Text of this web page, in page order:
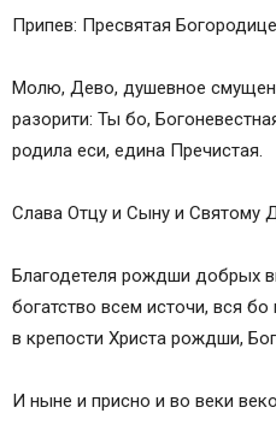
Припев: Пресвятая
Молю, Дево, душевное
разорити: Ты бо,
родилa еси, едина Пречистая.
Слава Отцу и Сыну и Святому
Благодетеля рождши добрых
богатство всем источи, вся
в крепости Христа рождши,
И ныне и присно и во веки